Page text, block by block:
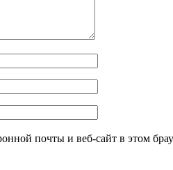
почты и веб-сайт в этом